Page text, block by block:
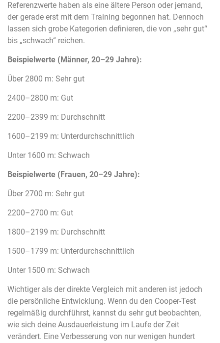
Referenzwerte haben als eine ältere Person oder jemand,
der gerade erst mit dem Training begonnen hat. Dennoch
lassen sich grobe Kategorien definieren, die von „sehr gut“
bis „schwach“ reichen.
Beispielwerte (Männer, 20–29 Jahre):
Über 2800 m: Sehr gut
2400–2800 m: Gut
2200–2399 m: Durchschnitt
1600–2199 m: Unterdurchschnittlich
Unter 1600 m: Schwach
Beispielwerte (Frauen, 20–29 Jahre):
Über 2700 m: Sehr gut
2200–2700 m: Gut
1800–2199 m: Durchschnitt
1500–1799 m: Unterdurchschnittlich
Unter 1500 m: Schwach
Wichtiger als der direkte Vergleich mit anderen ist jedoch
die persönliche Entwicklung. Wenn du den Cooper-Test
regelmäßig durchführst, kannst du sehr gut beobachten,
wie sich deine Ausdauerleistung im Laufe der Zeit
verändert. Eine Verbesserung von nur wenigen hundert